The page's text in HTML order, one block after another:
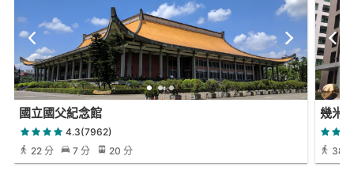
國立國父紀念館
4.3(7962)
22 分
7 分 20 分
幾米
38